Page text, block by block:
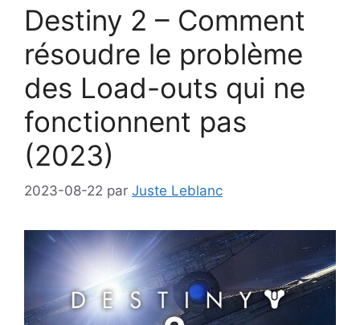
Destiny 2 – Comment
résoudre le problème
des Load-outs qui ne
fonctionnent pas
(2023)
2023-08-22 par Juste Leblanc